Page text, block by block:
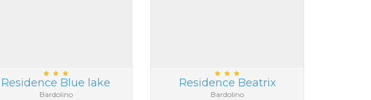
Residence Blue lake
Bardolino
Residence Beatrix
Bardolino